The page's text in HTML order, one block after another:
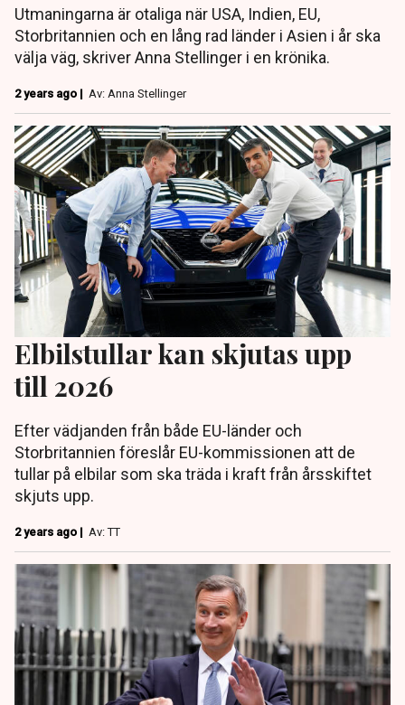
Utmaningarna är otaliga när USA, Indien, EU,
Storbritannien och en lång rad länder i Asien i år ska
välja väg, skriver Anna Stellinger i en krönika.
2 years ago | Av: Anna Stellinger
Elbilstullar kan skjutas upp
till 2026
Efter vädjanden från både EU-länder och
Storbritannien föreslår EU-kommissionen att de
tullar på elbilar som ska träda i kraft från årsskiftet
skjuts upp.
2 years ago | Av: TT